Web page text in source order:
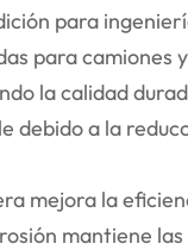
para
para camiones
la calidad
debido a la
mejora la
mantiene